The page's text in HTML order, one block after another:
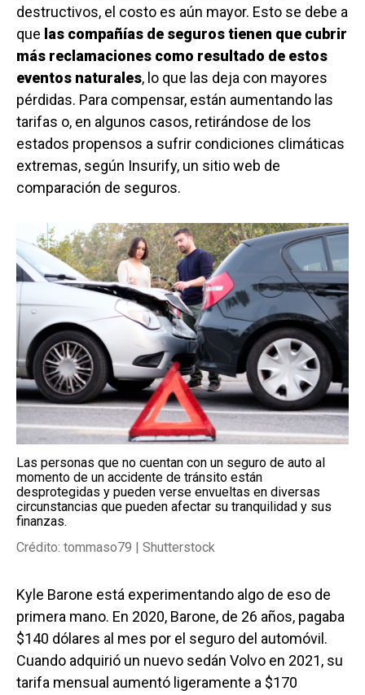
destructivos, el costo es aún mayor. Esto se debe a
que las compañías de seguros tienen que cubrir
más reclamaciones como resultado de estos
eventos naturales, lo que las deja con mayores
pérdidas. Para compensar, están aumentando las
tarifas o, en algunos casos, retirándose de los
estados propensos a sufrir condiciones climáticas
extremas, según Insurify, un sitio web de
comparación de seguros.
Las personas que no cuentan con un seguro de auto al
momento de un accidente de tránsito están
desprotegidas y pueden verse envueltas en diversas
circunstancias que pueden afectar su tranquilidad y sus
finanzas.
Crédito: tommaso79 | Shutterstock
Kyle Barone está experimentando algo de eso de
primera mano. En 2020, Barone, de 26 años, pagaba
$140 dólares al mes por el seguro del automóvil.
Cuando adquirió un nuevo sedán Volvo en 2021, su
tarifa mensual aumentó ligeramente a $170